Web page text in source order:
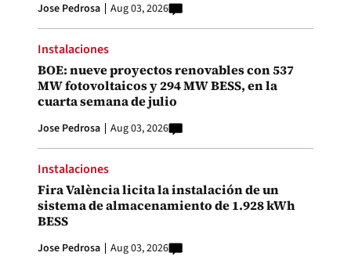
Jose Pedrosa Aug 03, 2026
Instalaciones
BOE: nueve proyectos renovables con 537
MW fotovoltaicos y 294 MW BESS, en la
cuarta semana de julio
Jose Pedrosa Aug 03, 2026
Instalaciones
Fira València licita la instalación de un
sistema de almacenamiento de 1.928 kWh
BESS
Jose Pedrosa Aug 03, 2026